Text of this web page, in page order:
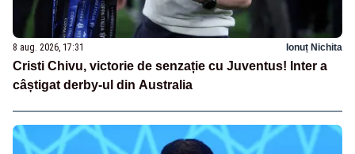
8 aug. 2026, 17:31 Ionuț Nichita
Cristi Chivu, victorie de senzație cu Juventus! Inter a
câștigat derby-ul din Australia